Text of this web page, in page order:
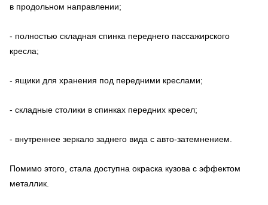
в продольном направлении;
- полностью складная спинка переднего пассажирского
кресла;
- ящики для хранения под передними креслами;
- складные столики в спинках передних кресел;
- внутреннее зеркало заднего вида с авто-затемнением.
Помимо этого, стала доступна окраска кузова с эффектом
металлик.